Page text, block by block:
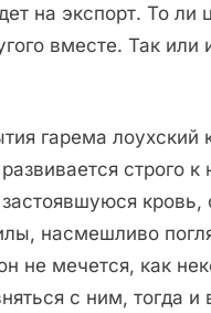
на экспорт. То
вместе. Так
гарема лоухский
строго
застоявшуюся
насмешливо
не мечется, как
с ним, тогда